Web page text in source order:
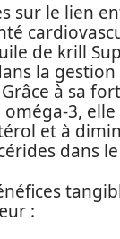
sur le lien
de krill
la
à sa
3,
et à
dans
: